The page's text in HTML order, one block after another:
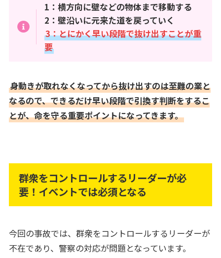
1：横方向に壁などの物体まで移動する
2：壁沿いに元来た道を戻っていく
3：とにかく早い段階で抜け出すことが重
要
身動きが取れなくなってから抜け出すのは至難の業と
なるので、できるだけ早い段階で引換す判断をするこ
とが、命を守る重要ポイントになってきます。
群衆をコントロールするリーダーが必
要！イベントでは必須となる
今回の事故では、群衆をコントロールするリーダーが
不在であり、警察の対応が問題となっています。